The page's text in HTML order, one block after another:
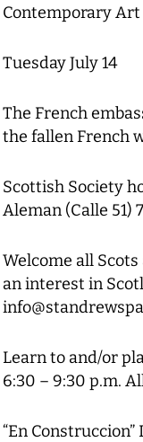
Contemporary Art
Tuesday July 14
The French
the fallen French
Scottish Society
Aleman (Calle 51)
Welcome all
an interest in
Learn to and/or
6:30 – 9:30 p.m.
“En